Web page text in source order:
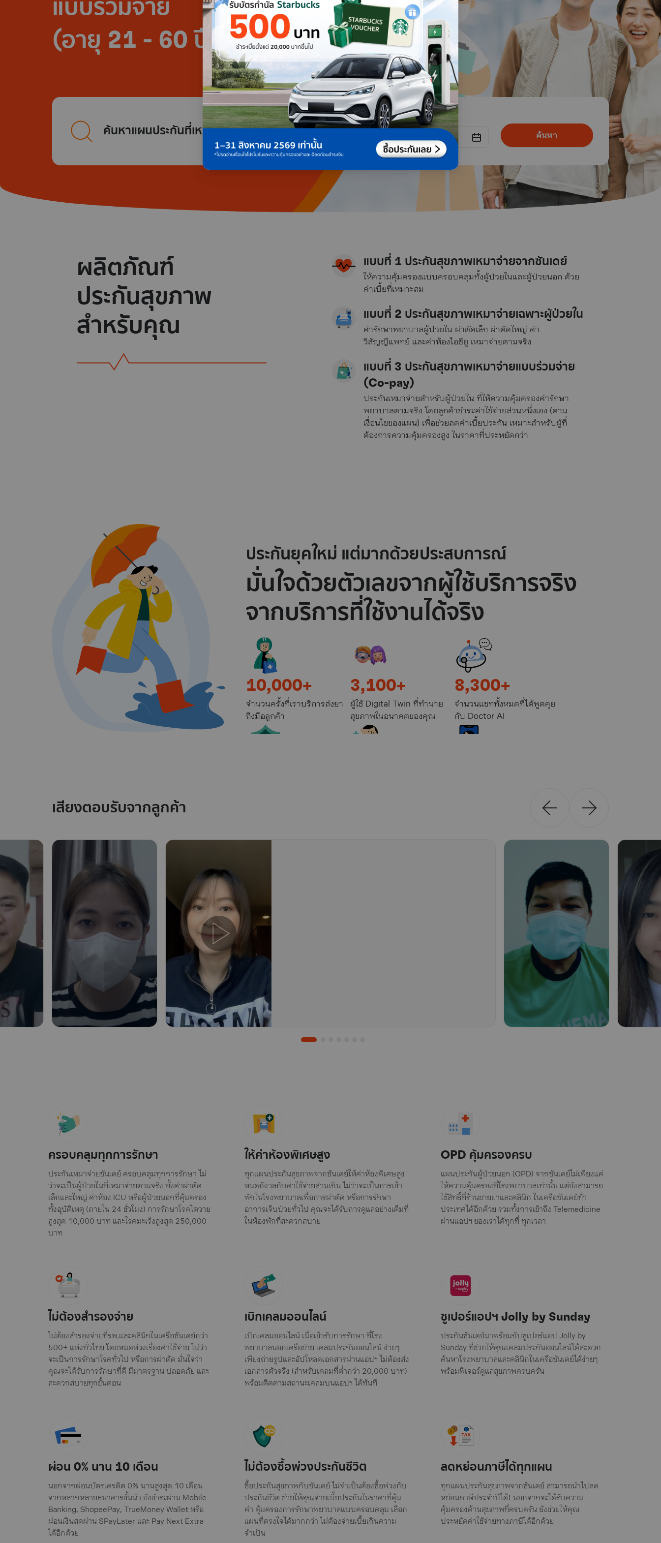
แบบร่วมจ่าย
(อายุ 21 - 60 ปี)
ค้นหาแผนประกันที่เหมาะสมกับคุณ
วัน เดือน ปีเกิด ของผู้เอาประกัน
ค้นหา
ผลิตภัณฑ์
ประกันสุขภาพ
สำหรับคุณ
แบบที่ 1 ประกันสุขภาพเหมาจ่ายจากซันเดย์
ให้ความคุ้มครองแบบครอบคลุมทั้งผู้ป่วยในและผู้ป่วยนอก ด้วย
ค่าเบี้ยที่เหมาะสม
แบบที่ 2 ประกันสุขภาพเหมาจ่ายเฉพาะผู้ป่วยใน
ค่ารักษาพยาบาลผู้ป่วยใน ผ่าตัดเล็ก ผ่าตัดใหญ่ ค่า
วิสัญญีแพทย์ และค่าห้องไอซียู เหมาจ่ายตามจริง
แบบที่ 3 ประกันสุขภาพเหมาจ่ายแบบร่วมจ่าย
(Co-pay)
ประกันเหมาจ่ายสำหรับผู้ป่วยใน ที่ให้ความคุ้มครองค่ารักษา
พยาบาลตามจริง โดยลูกค้าชำระค่าใช้จ่ายส่วนหนึ่งเอง (ตาม
เงื่อนไขของแผน) เพื่อช่วยลดค่าเบี้ยประกัน เหมาะสำหรับผู้ที่
ต้องการความคุ้มครองสูง ในราคาที่ประหยัดกว่า
ประกันยุคใหม่ แต่มากด้วยประสบการณ์
มั่นใจด้วยตัวเลขจากผู้ใช้บริการจริง
จากบริการที่ใช้งานได้จริง
086,800+
จำนวนเคลมที่ได้รับการอนุมัติ
ไปแล้ว
026,040+
จำนวนลูกค้าประกันสุขภาพที่
เราให้บริการอยู่ ณ ขณะนี้
123,000+
ครั้งที่ลูกค้าปรึกษาแพทย์
ออนไลน์บนซูเปอร์แอปฯ Jolly
10,000+
จำนวนครั้งที่เราบริการส่งยา
ถึงมือลูกค้า
3,100+
ผู้ใช้ Digital Twin ที่ทำนาย
สุขภาพในอนาคตของคุณ
8,300+
จำนวนแชททั้งหมดที่ได้พูดคุย
กับ Doctor AI
ออนไลน์บนซูเปอร์แอปฯ Jolly
จำนวนแชททั้งหมดที่ได้พูดคุย
560,000+ 123,000+
ครั้งที่ลูกค้าปรึกษาแพทย์
ออนไลน์บนซูเปอร์แอปฯ Jolly
เสียงตอบรับจากลูกค้า
ครอบคลุมทุกการรักษา
ประกันเหมาจ่ายซันเดย์ ครอบคลุมทุกการรักษา ไม่
ว่าจะเป็นผู้ป่วยในที่เหมาจ่ายตามจริง ทั้งค่าผ่าตัด
เล็กและใหญ่ ค่าห้อง ICU หรือผู้ป่วยนอกที่คุ้มครอง
ทั้งอุบัติเหตุ (ภายใน 24 ชั่วโมง) การรักษาโรคไตวาย
สูงสุด 10,000 บาท และโรคมะเร็งสูงสุด 250,000
บาท
ให้ค่าห้องพิเศษสูง
ทุกแผนประกันสุขภาพจากซันเดย์ให้ค่าห้องพิเศษสูง
หมดกังวลกับค่าใช้จ่ายส่วนเกิน ไม่ว่าจะเป็นการเข้า
พักในโรงพยาบาลเพื่อการผ่าตัด หรือการรักษา
อาการเจ็บป่วยทั่วไป คุณจะได้รับการดูแลอย่างเต็มที่
ในห้องพักที่สะดวกสบาย
OPD คุ้มครองครบ
แผนประกันผู้ป่วยนอก (OPD) จากซันเดย์ไม่เพียงแค่
ให้ความคุ้มครองที่โรงพยาบาลเท่านั้น แต่ยังสามารถ
ใช้สิทธิ์ที่ร้านขายยาและคลินิก ในเครือซันเดย์ทั่ว
ประเทศได้อีกด้วย รวมทั้งการเข้าถึง Telemedicine
ผ่านแอปฯ ของเราได้ทุกที่ ทุกเวลา
ไม่ต้องสำรองจ่าย
ไม่ต้องสำรองจ่ายที่รพ.และคลินิกในเครือซันเดย์กว่า
500+ แห่งทั่วไทย โดยหมดห่วงเรื่องค่าใช้จ่าย ไม่ว่า
จะเป็นการรักษาโรคทั่วไป หรือการผ่าตัด มั่นใจว่า
คุณจะได้รับการรักษาที่ดี มีมาตรฐาน ปลอดภัย และ
สะดวกสบายทุกขั้นตอน
เบิกเคลมออนไลน์
เบิกเคลมออนไลน์ เมื่อเข้ารับการรักษา ที่โรง
พยาบาลนอกเครือข่าย เคลมประกันออนไลน์ ง่ายๆ
เพียงถ่ายรูปและอัปโหลดเอกสารผ่านแอปฯ ไม่ต้องส่ง
เอกสารตัวจริง (สำหรับเคลมที่ต่ำกว่า 20,000 บาท)
พร้อมติดตามสถานะเคลมบนแอปฯ ได้ทันที
ซูเปอร์แอปฯ Jolly by Sunday
ประกันซันเดย์มาพร้อมกับซูเปอร์แอป Jolly by
Sunday ที่ช่วยให้คุณเคลมประกันออนไลน์ได้สะดวก
ค้นหาโรงพยาบาลและคลินิกในเครือซันเดย์ได้ง่ายๆ
พร้อมฟีเจอร์ดูแลสุขภาพครบครัน
ผ่อน 0% นาน 10 เดือน
นอกจากผ่อนบัตรเครดิต 0% นานสูงสุด 10 เดือน
จากหลากหลายธนาคารชั้นนำ ยังชำระผ่าน Mobile
Banking, ShopeePay, TrueMoney Wallet หรือ
ผ่อนเงินสดผ่าน SPayLater และ Pay Next Extra
ได้อีกด้วย
ไม่ต้องซื้อพ่วงประกันชีวิต
ซื้อประกันสุขภาพกับซันเดย์ ไม่จำเป็นต้องซื้อพ่วงกับ
ประกันชีวิต ช่วยให้คุณจ่ายเบี้ยประกันในราคาที่คุ้ม
ค่า คุ้มครองการรักษาพยาบาลแบบครอบคลุม เลือก
แผนที่ตรงใจได้มากกว่า ไม่ต้องจ่ายเบี้ยเกินความ
จำเป็น
ลดหย่อนภาษีได้ทุกแผน
ทุกแผนประกันสุขภาพจากซันเดย์ สามารถนำไปลด
หย่อนภาษีประจำปีได้! นอกจากจะได้รับความ
คุ้มครองด้านสุขภาพที่ครบครัน ยังช่วยให้คุณ
ประหยัดค่าใช้จ่ายทางภาษีได้อีกด้วย